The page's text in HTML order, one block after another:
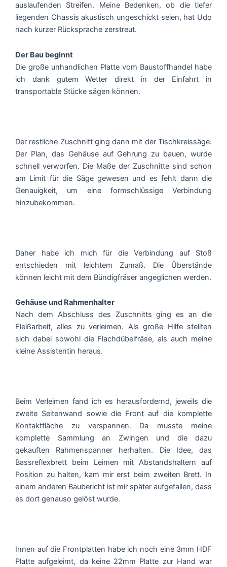
auslaufenden Streifen. Meine Bedenken, ob die tiefer
liegenden Chassis akustisch ungeschickt seien, hat Udo
nach kurzer Rücksprache zerstreut.
Der Bau beginnt
Die große unhandlichen Platte vom Baustoffhandel habe
ich dank gutem Wetter direkt in der Einfahrt in
transportable Stücke sägen können.
Der restliche Zuschnitt ging dann mit der Tischkreissäge.
Der Plan, das Gehäuse auf Gehrung zu bauen, wurde
schnell verworfen. Die Maße der Zuschnitte sind schon
am Limit für die Säge gewesen und es fehlt dann die
Genauigkeit, um eine formschlüssige Verbindung
hinzubekommen.
Daher habe ich mich für die Verbindung auf Stoß
entschieden mit leichtem Zumaß. Die Überstände
können leicht mit dem Bündigfräser angeglichen werden.
Gehäuse und Rahmenhalter
Nach dem Abschluss des Zuschnitts ging es an die
Fleißarbeit, alles zu verleimen. Als große Hilfe stellten
sich dabei sowohl die Flachdübelfräse, als auch meine
kleine Assistentin heraus.
Beim Verleimen fand ich es herausfordernd, jeweils die
zweite Seitenwand sowie die Front auf die komplette
Kontaktfläche zu verspannen. Da musste meine
komplette Sammlung an Zwingen und die dazu
gekauften Rahmenspanner herhalten. Die Idee, das
Bassreflexbrett beim Leimen mit Abstandshaltern auf
Position zu halten, kam mir erst beim zweiten Brett. In
einem anderen Baubericht ist mir später aufgefallen, dass
es dort genauso gelöst wurde.
Innen auf die Frontplatten habe ich noch eine 3mm HDF
Platte aufgeleimt, da keine 22mm Platte zur Hand war